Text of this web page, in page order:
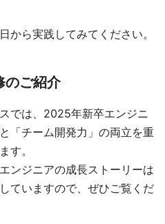
から実践してみてください。
ご紹介
では、2025年新卒エンジニ
「チーム開発力」の両立を重
す。
ンジニアの成長ストーリーは
ていますので、ぜひご覧くだ